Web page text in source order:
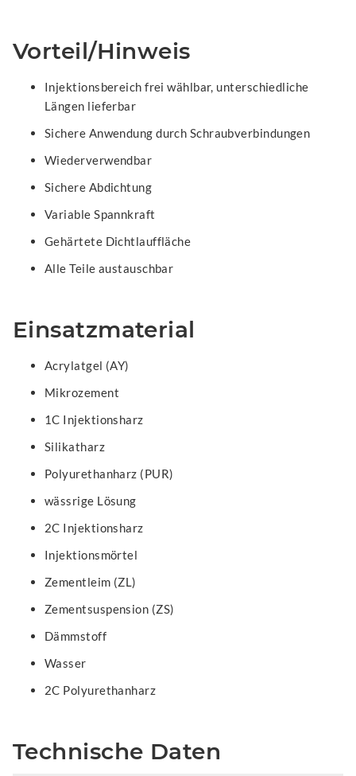
Vorteil/Hinweis
Injektionsbereich frei wählbar, unterschiedliche
Längen lieferbar
Sichere Anwendung durch Schraubverbindungen
Wiederverwendbar
Sichere Abdichtung
Variable Spannkraft
Gehärtete Dichtlauffläche
Alle Teile austauschbar
Einsatzmaterial
Acrylatgel (AY)
Mikrozement
1C Injektionsharz
Silikatharz
Polyurethanharz (PUR)
wässrige Lösung
2C Injektionsharz
Injektionsmörtel
Zementleim (ZL)
Zementsuspension (ZS)
Dämmstoff
Wasser
2C Polyurethanharz
Technische Daten